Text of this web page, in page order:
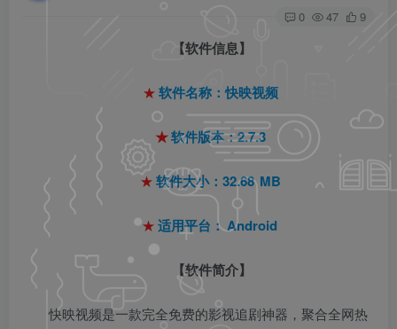
0 47 9
【软件信息】
★软件名称：快映视频
★软件版本：2.7.3
★软件大小：32.68 MB
★适用平台：Android
【软件简介】
快映视频是一款完全免费的影视追剧神器，聚合全网热